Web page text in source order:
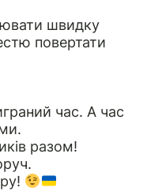
швидку
повертати
час. А час
разом!